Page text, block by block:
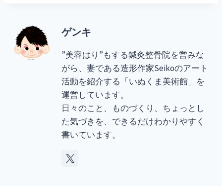
ゲンキ
”美容はり”もする鍼灸整骨院を営みな
がら、妻である造形作家Seikoのアート
活動を紹介する「いぬくま美術館」を
運営しています。
日々のこと、ものづくり、ちょっとし
た気づきを、できるだけわかりやすく
書いています。